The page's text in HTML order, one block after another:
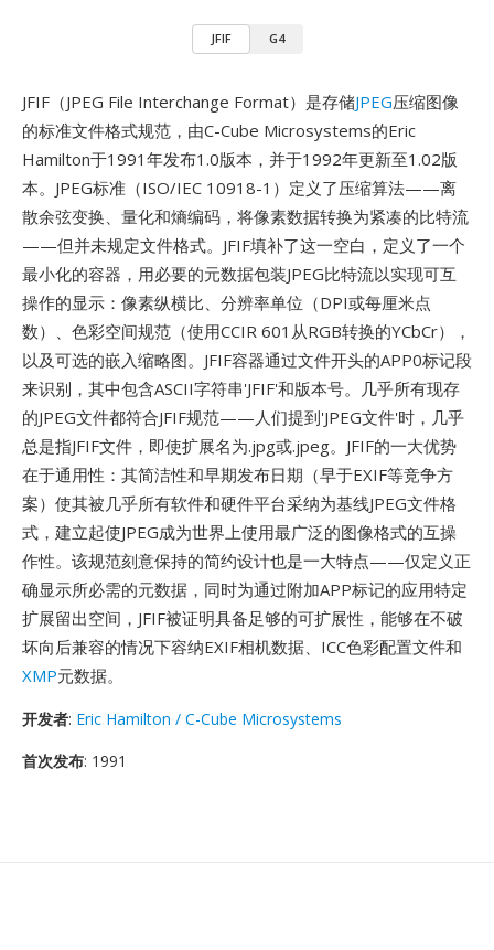
JFIF G4
JFIF（JPEG File Interchange Format）是存储JPEG压缩图像
的标准文件格式规范，由C-Cube Microsystems的Eric
Hamilton于1991年发布1.0版本，并于1992年更新至1.02版
本。JPEG标准（ISO/IEC 10918-1）定义了压缩算法——离
散余弦变换、量化和熵编码，将像素数据转换为紧凑的比特流
——但并未规定文件格式。JFIF填补了这一空白，定义了一个
最小化的容器，用必要的元数据包装JPEG比特流以实现可互
操作的显示：像素纵横比、分辨率单位（DPI或每厘米点
数）、色彩空间规范（使用CCIR 601从RGB转换的YCbCr），
以及可选的嵌入缩略图。JFIF容器通过文件开头的APP0标记段
来识别，其中包含ASCII字符串'JFIF'和版本号。几乎所有现存
的JPEG文件都符合JFIF规范——人们提到'JPEG文件'时，几乎
总是指JFIF文件，即使扩展名为.jpg或.jpeg。JFIF的一大优势
在于通用性：其简洁性和早期发布日期（早于EXIF等竞争方
案）使其被几乎所有软件和硬件平台采纳为基线JPEG文件格
式，建立起使JPEG成为世界上使用最广泛的图像格式的互操
作性。该规范刻意保持的简约设计也是一大特点——仅定义正
确显示所必需的元数据，同时为通过附加APP标记的应用特定
扩展留出空间，JFIF被证明具备足够的可扩展性，能够在不破
坏向后兼容的情况下容纳EXIF相机数据、ICC色彩配置文件和
XMP元数据。
开发者: Eric Hamilton / C-Cube Microsystems
首次发布: 1991